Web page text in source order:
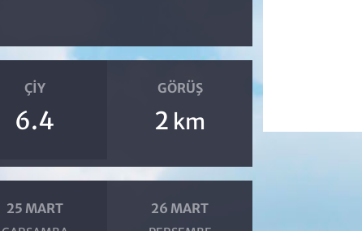
ÇIY
6.4
GÖRÜŞ
2 km
25 MART 26 MART